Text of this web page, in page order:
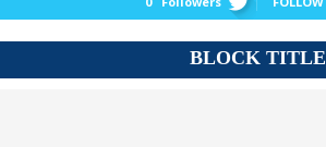
BLOCK TITLE